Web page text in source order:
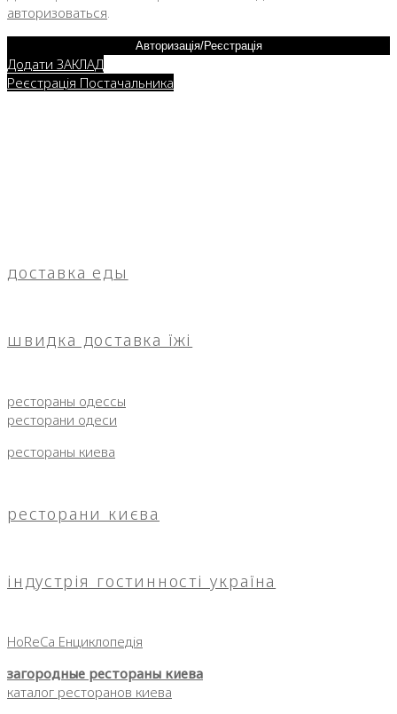
авторизоваться
Авторизація/Реєстрація
Додати ЗАКЛАД
Реєстрація Постачальника
доставка еды
швидка доставка їжі
рестораны одессы
ресторани одеси
рестораны киева
ресторани києва
індустрія гостинності україна
HoReCa Енциклопедія
загородные рестораны киева
каталог ресторанов киева